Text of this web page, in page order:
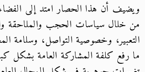
ويضيف أن هذا الحصار امتد إلى الفضاء
من خلال سياسات الحجب والملاحقة
التعبير، وخصوصية التواصل، وسلامة
ما رفع كلفة المشاركة العامة بشكل